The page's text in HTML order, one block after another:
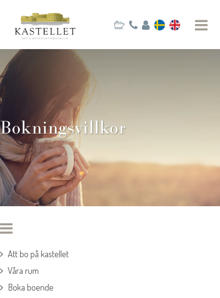
Bokningsvillkor
Att bo på kastellet
Våra rum
Boka boende